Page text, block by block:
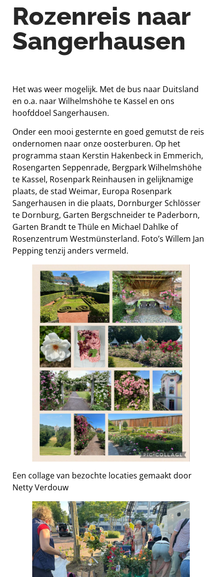
Rozenreis naar
Sangerhausen
Het was weer mogelijk. Met de bus naar Duitsland
en o.a. naar Wilhelmshöhe te Kassel en ons
hoofddoel Sangerhausen.
Onder een mooi gesternte en goed gemutst de reis
ondernomen naar onze oosterburen. Op het
programma staan Kerstin Hakenbeck in Emmerich,
Rosengarten Seppenrade, Bergpark Wilhelmshöhe
te Kassel, Rosenpark Reinhausen in gelijknamige
plaats, de stad Weimar, Europa Rosenpark
Sangerhausen in die plaats, Dornburger Schlösser
te Dornburg, Garten Bergschneider te Paderborn,
Garten Brandt te Thüle en Michael Dahlke of
Rosenzentrum Westmünsterland. Foto’s Willem Jan
Pepping tenzij anders vermeld.
Een collage van bezochte locaties gemaakt door
Netty Verdouw